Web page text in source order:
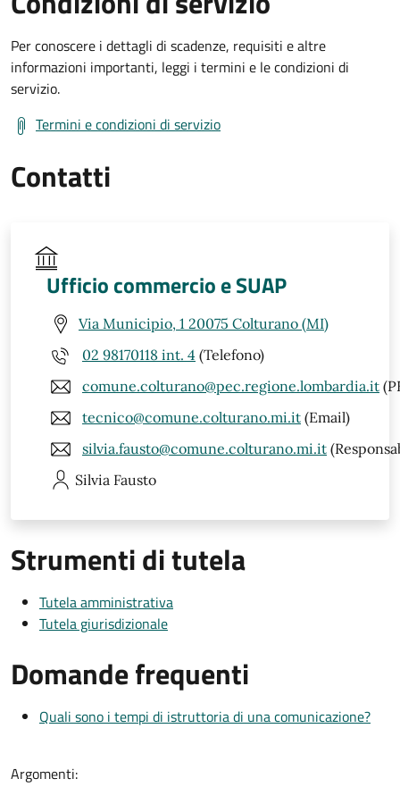
Per conoscere i dettagli di scadenze, requisiti e altre
informazioni importanti, leggi i termini e le condizioni di
servizio.
Termini e condizioni di servizio
Contatti
Ufficio commercio e SUAP
Via Municipio, 1 20075 Colturano (MI)
02 98170118 int. 4 (Telefono)
comune.colturano@pec.regione.lombardia.it
tecnico@comune.colturano.mi.it (Email)
silvia.fausto@comune.colturano.mi.it
Silvia Fausto
Strumenti di tutela
Tutela amministrativa
Tutela giurisdizionale
Domande frequenti
Quali sono i tempi di istruttoria di una comunicazione?
Argomenti: